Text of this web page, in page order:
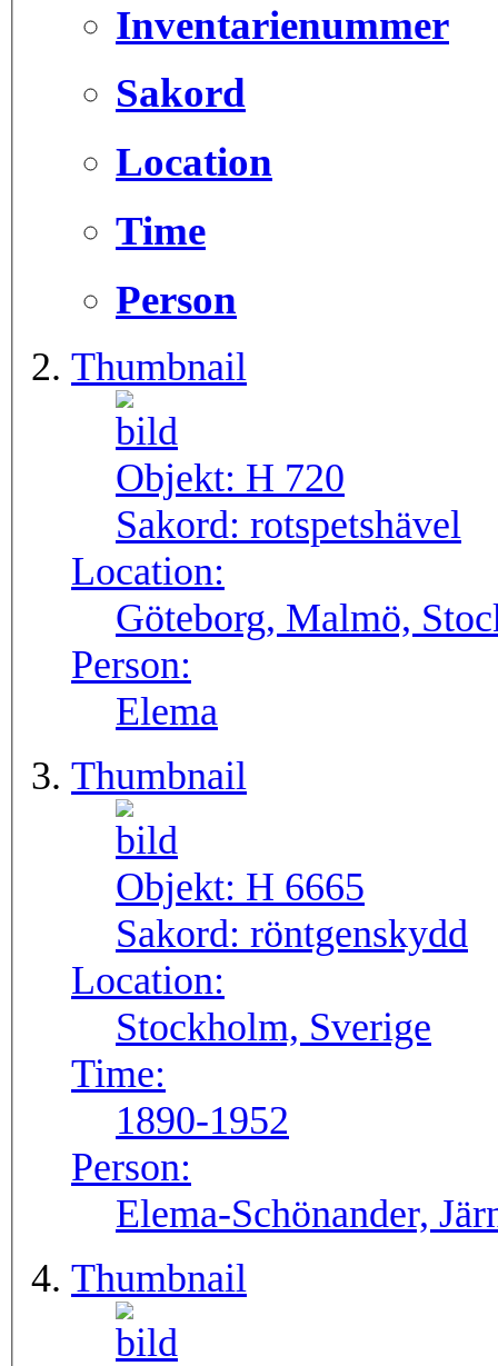
Inventarienummer
Sakord
Location
Time
Person
Thumbnail
Objekt: H 720
Sakord: rotspetshävel
Location:
Göteborg, Malmö,
Person:
Elema
Thumbnail
Objekt: H 6665
Sakord: röntgenskydd
Location:
Stockholm, Sverige
Time:
1890-1952
Person:
Elema-Schönander,
Thumbnail